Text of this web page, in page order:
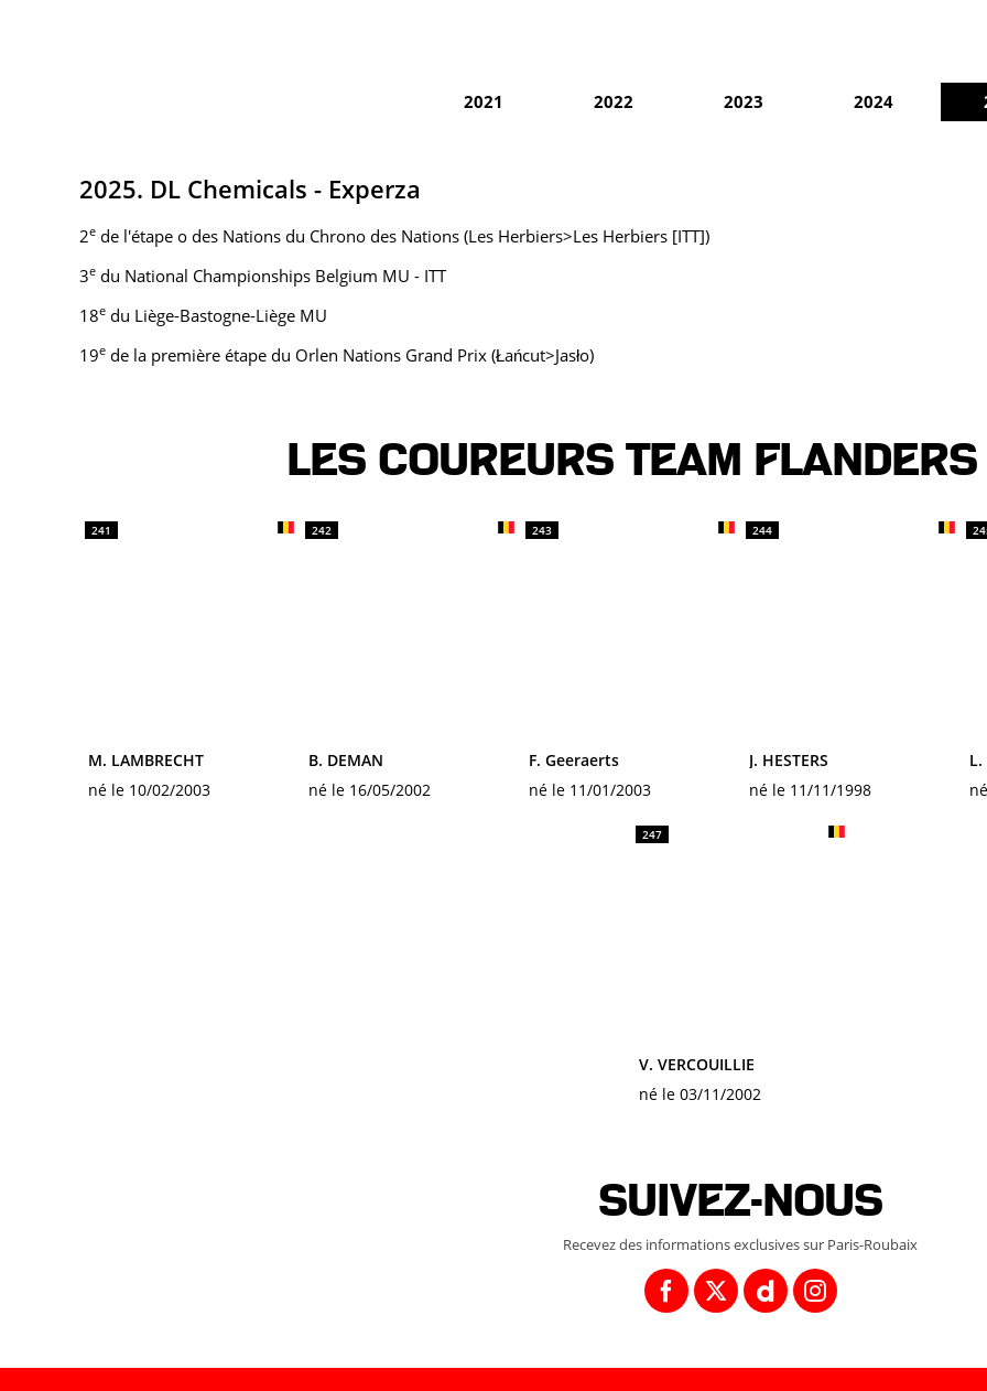
2021 2022 2023 2024
2025. DL Chemicals - Experza
2e de l'étape o des Nations du Chrono des Nations (Les Herbiers>Les Herbiers [ITT])
3e du National Championships Belgium MU - ITT
18e du Liège-Bastogne-Liège MU
19e de la première étape du Orlen Nations Grand Prix (Łańcut>Jasło)
Les coureurs TEAM FLANDERS
241
M. LAMBRECHT
né le 10/02/2003
242
B. DEMAN
né le 16/05/2002
243
F. Geeraerts
né le 11/01/2003
244
J. HESTERS
né le 11/11/1998
L.
247
V. VERCOUILLIE
né le 03/11/2002
Suivez-nous
Recevez des informations exclusives sur Paris-Roubaix